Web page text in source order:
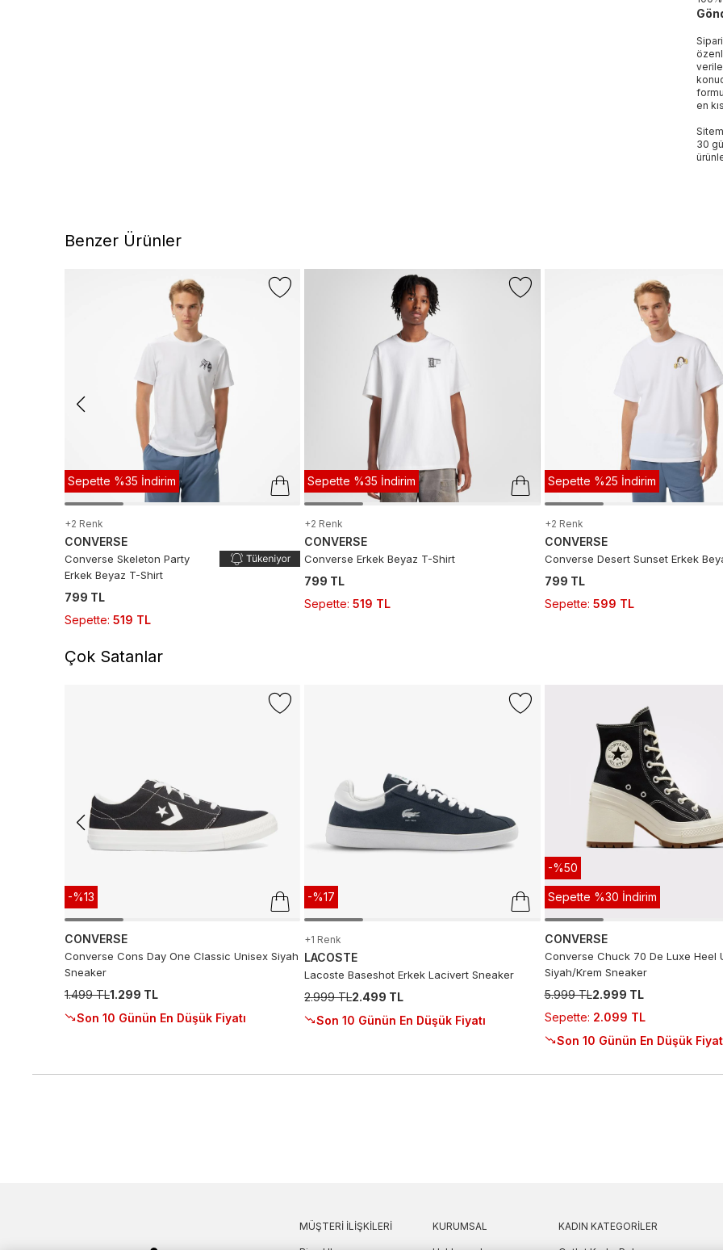
en
30
Benzer Ürünler
Sepette %35 İndirim
+2 Renk
CONVERSE
Converse Skeleton Party
Erkek Beyaz T-Shirt
799 TL
Sepette: 519 TL
Sepette %35 İndirim
+2 Renk
CONVERSE
Converse Erkek Beyaz T-Shirt
799 TL
Sepette: 519 TL
Sepette %25 İndirim
+2 Renk
CONVERSE
Converse Desert Sunset Erkek
799 TL
Sepette: 599 TL
Çok Satanlar
-%13
CONVERSE
Converse Cons Day One Classic Unisex Siyah
Sneaker
1.499 TL1.299 TL
Son 10 Günün En Düşük Fiyatı
-%17
+1 Renk
LACOSTE
Lacoste Baseshot Erkek Lacivert Sneaker
2.999 TL2.499 TL
Son 10 Günün En Düşük Fiyatı
-%50
Sepette %30 İndirim
CONVERSE
Converse Chuck 70 De Luxe Heel
Siyah/Krem Sneaker
5.999 TL2.999 TL
Sepette: 2.099 TL
Son 10 Günün En Düşük
MÜŞTERI İLIŞKILERI KURUMSAL KADIN KATEGORILER